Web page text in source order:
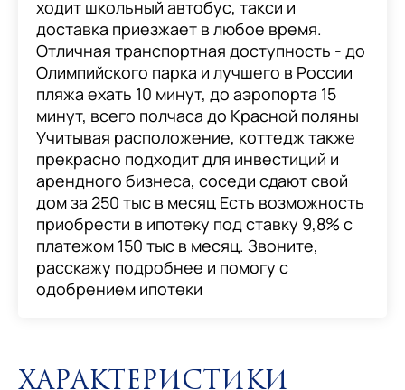
ходит школьный автобус, такси и
доставка приезжает в любое время.
Отличная транспортная доступность - до
Олимпийского парка и лучшего в России
пляжа ехать 10 минут, до аэропорта 15
минут, всего полчаса до Красной поляны
Учитывая расположение, коттедж также
прекрасно подходит для инвестиций и
арендного бизнеса, соседи сдают свой
дом за 250 тыс в месяц Есть возможность
приобрести в ипотеку под ставку 9,8% с
платежом 150 тыс в месяц. Звоните,
расскажу подробнее и помогу с
одобрением ипотеки
Характеристики